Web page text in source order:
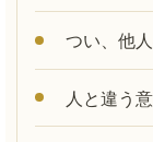
つい、他
人と違う